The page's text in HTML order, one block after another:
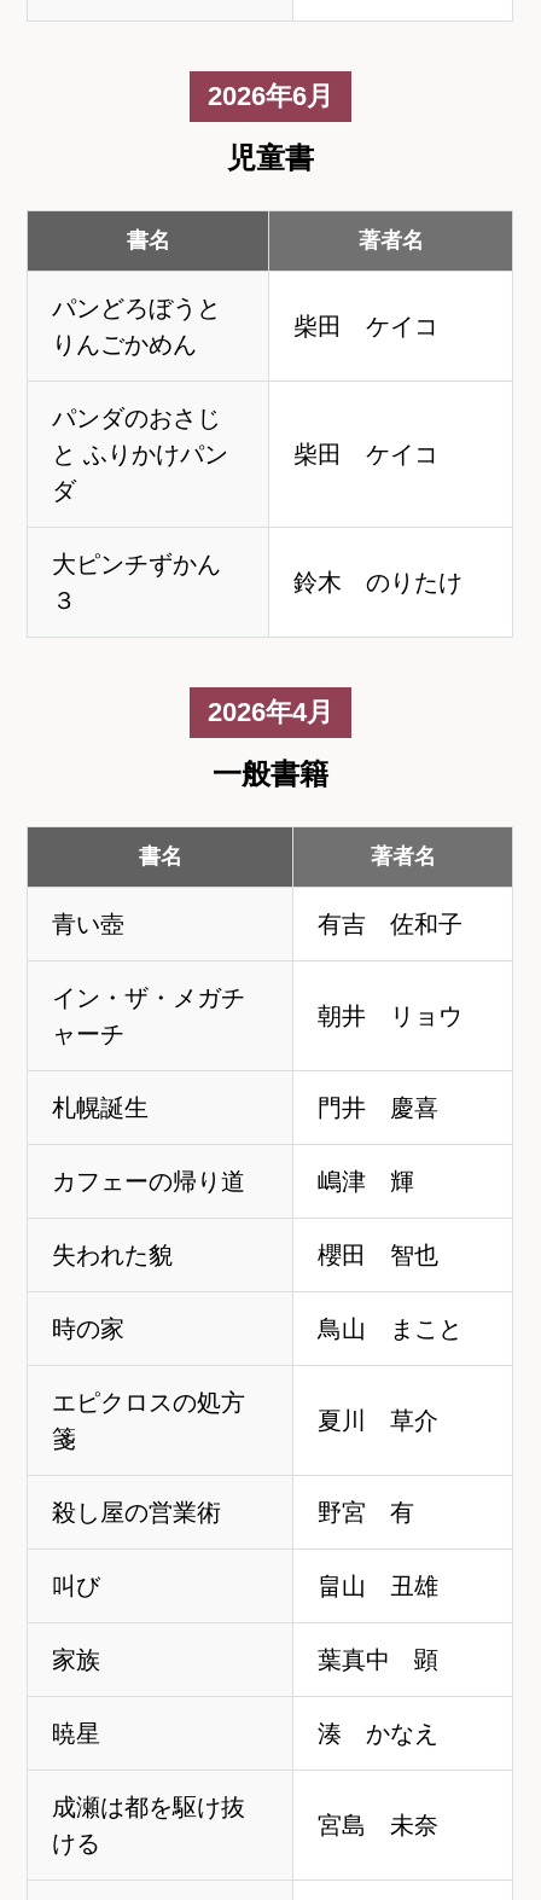
2026年6月
児童書
書名 著者名
パンどろぼうと
りんごかめん
柴田 ケイコ
パンダのおさじ
と ふりかけパン
ダ
柴田 ケイコ
大ピンチずかん
３
鈴木 のりたけ
2026年4月
一般書籍
書名 著者名
青い壺 有吉 佐和子
イン・ザ・メガチ
ャーチ
朝井 リョウ
札幌誕生 門井 慶喜
カフェーの帰り道 嶋津 輝
失われた貌 櫻田 智也
時の家 鳥山 まこと
エピクロスの処方
箋
夏川 草介
殺し屋の営業術 野宮 有
叫び 畠山 丑雄
家族 葉真中 顕
暁星 湊 かなえ
成瀬は都を駆け抜
ける
宮島 未奈